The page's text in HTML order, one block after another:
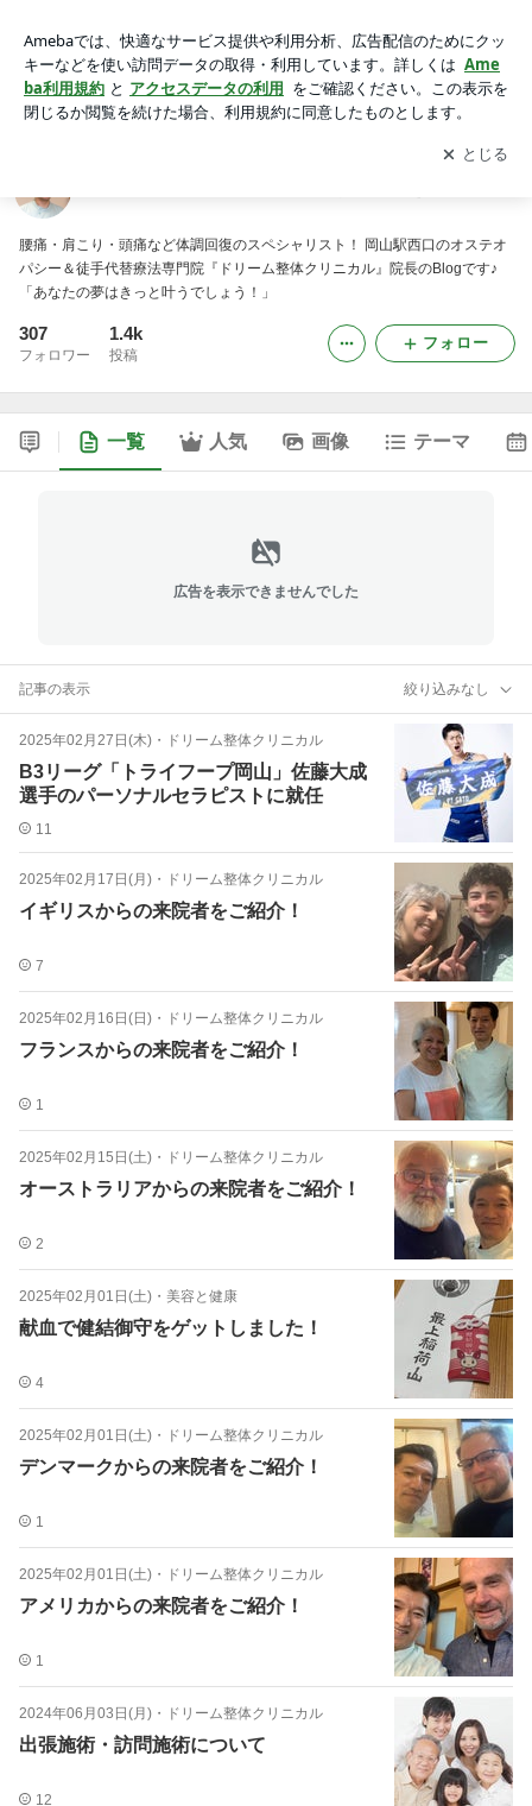
アプリをダウンロードして ブログの更新通知
を受け取りまし
ょう。
開く
腰痛・肩こり・頭痛など体調回復のスペシャリスト！ 岡山駅西口のオステオ
パシー＆徒手代替療法専門院『ドリーム整体クリニカル』院長のBlogです♪
「あなたの夢はきっと叶うでしょう！」
307
フォロワー
1.4k
投稿
フォロー
一覧 人気 画像 テーマ
広告を表示できませんでした
記事の表示 絞り込みなし
2025年02月27日(木) ・ ドリーム整体クリニカル
B3リーグ「トライフープ岡山」佐藤大成
選手のパーソナルセラピストに就任
11
2025年02月17日(月) ・ ドリーム整体クリニカル
イギリスからの来院者をご紹介！
7
2025年02月16日(日) ・ ドリーム整体クリニカル
フランスからの来院者をご紹介！
1
2025年02月15日(土) ・ ドリーム整体クリニカル
オーストラリアからの来院者をご紹介！
2
2025年02月01日(土) ・ 美容と健康
献血で健結御守をゲットしました！
4
2025年02月01日(土) ・ ドリーム整体クリニカル
デンマークからの来院者をご紹介！
1
2025年02月01日(土) ・ ドリーム整体クリニカル
アメリカからの来院者をご紹介！
1
2024年06月03日(月) ・ ドリーム整体クリニカル
出張施術・訪問施術について
12